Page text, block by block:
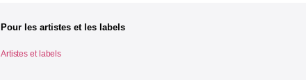
Pour les artistes et les labels
Artistes et labels